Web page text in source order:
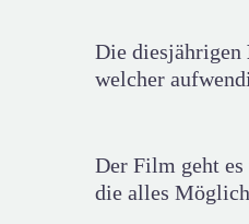
Die diesjährigen
welcher
Der Film geht es
die alles